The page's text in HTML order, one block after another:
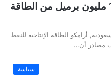
شركة أرامكو تستعيد 11.3 مليون برميل من الطاقة
أرامكو الطاقة الإنتاجية للنفط
سياسة